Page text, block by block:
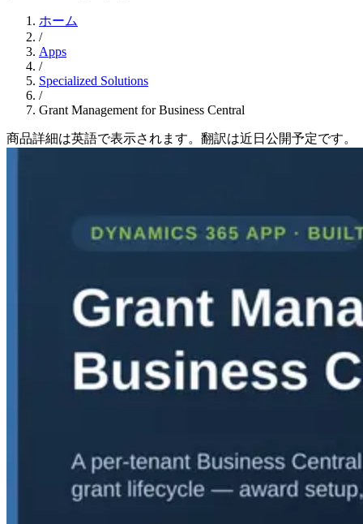
ホーム
/
Apps
/
Specialized Solutions
/
Grant Management for Business Central
商品詳細は英語で表示されます。翻訳は近日公開予定です。